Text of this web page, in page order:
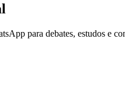
para debates, estudos e